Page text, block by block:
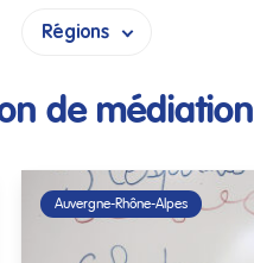
Régions
de médiation
Auvergne-Rhône-Alpes